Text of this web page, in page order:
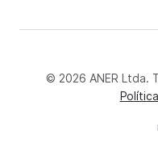
© 2026 ANER Ltda.